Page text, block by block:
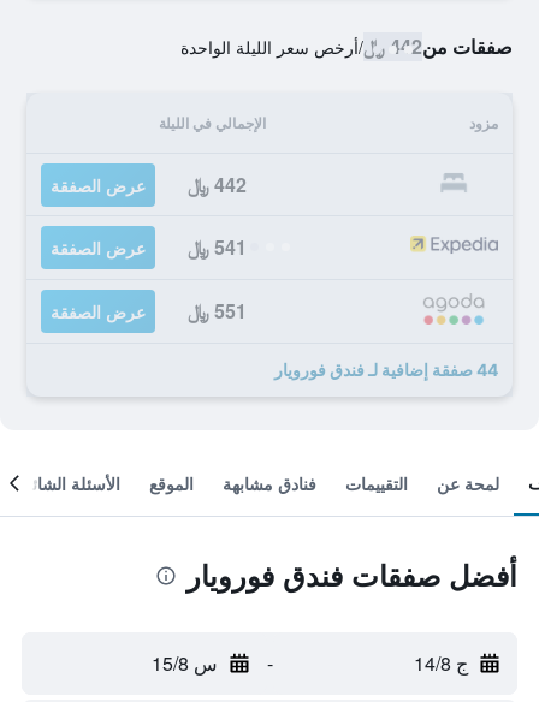
صفقات من442 ﷼ /أرخص سعر الليلة الواحدة
مزود الإجمالي في الليلة
442 ﷼ عرض الصفقة
541 ﷼ عرض الصفقة
551 ﷼ عرض الصفقة
44 صفقة إضافية لـ فندق فورويار
لمحة عن التقييمات فنادق مشابهة الموقع الأسئلة الشائعة
أفضل صفقات فندق فورويار
ج 14/8 - س 15/8